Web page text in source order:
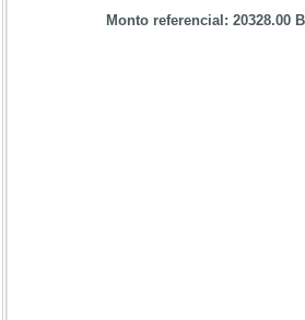
Monto referencial: 20328.00